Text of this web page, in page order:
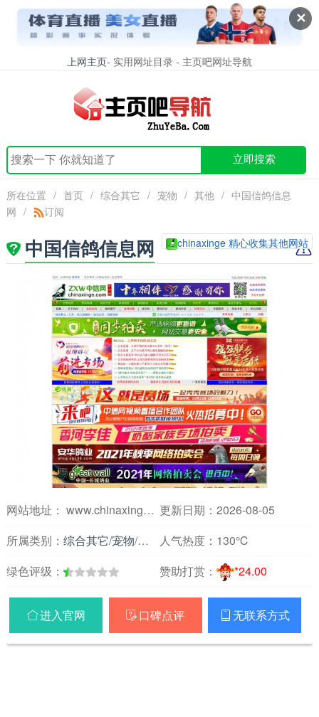
✕
上网主页- 实用网址目录 - 主页吧网址导航
立即搜索
所在位置 / 首页 / 综合其它 / 宠物 / 其他 / 中国信鸽信息
网 / 订阅
中国信鸽信息网 chinaxinge 精心收集其他网站
网站地址： www.chinaxinge.com 更新日期：2026-08-05
所属类别： 综合其它/宠物/其他 人气热度： 130℃
绿色评级：
赞助打赏： *24.00
进入官网  口碑点评  无联系方式